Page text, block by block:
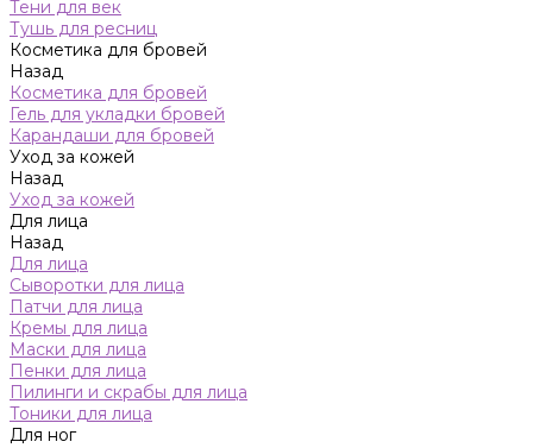
Тени для век
Тушь для ресниц
Косметика для бровей
Назад
Косметика для бровей
Гель для укладки бровей
Карандаши для бровей
Уход за кожей
Назад
Уход за кожей
Для лица
Назад
Для лица
Сыворотки для лица
Патчи для лица
Кремы для лица
Маски для лица
Пенки для лица
Пилинги и скрабы для лица
Тоники для лица
Для ног